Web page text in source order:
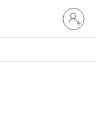
ลงชื่อ
เข้า
บัญชี